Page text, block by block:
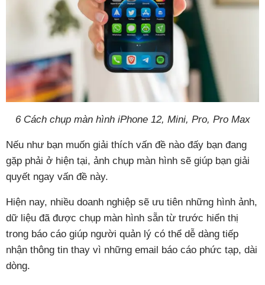
6 Cách chụp màn hình iPhone 12, Mini, Pro, Pro Max
Nếu như bạn muốn giải thích vấn đề nào đấy bạn đang
gặp phải ở hiện tại, ảnh chụp màn hình sẽ giúp bạn giải
quyết ngay vấn đề này.
Hiện nay, nhiều doanh nghiệp sẽ ưu tiên những hình ảnh,
dữ liệu đã được chụp màn hình sẵn từ trước hiển thị
trong báo cáo giúp người quản lý có thể dễ dàng tiếp
nhận thông tin thay vì những email báo cáo phức tạp, dài
dòng.